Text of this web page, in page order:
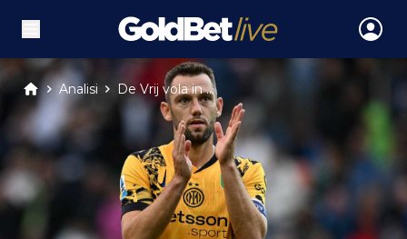
Analisi De Vrij vola in ...